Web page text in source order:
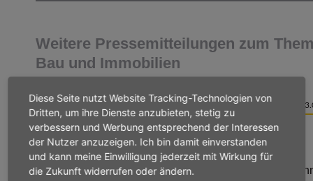
Weitere Pressemitteilungen zum
Bau und Immobilien
BAU UND IMMOBILIEN
Denkmalschutz
Reimann: VhU kritisiert Vervielfachung des
Diese Seite nutzt Website Tracking-Technologien von
Dritten, um ihre Dienste anzubieten, stetig zu
verbessern und Werbung entsprechend der Interessen
der Nutzer anzuzeigen. Ich bin damit einverstanden
und kann meine Einwilligung jederzeit mit Wirkung für
die Zukunft widerrufen oder ändern.